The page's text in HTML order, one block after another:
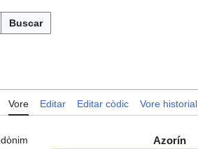
Buscar
Vore Editar Editar còdic Vore historial
Azorín